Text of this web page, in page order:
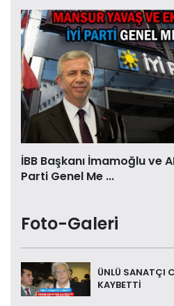
İBB Başkanı İmamoğlu ve
Parti Genel Me ...
Foto-Galeri
ÜNLÜ SANATÇI
KAYBETTİ